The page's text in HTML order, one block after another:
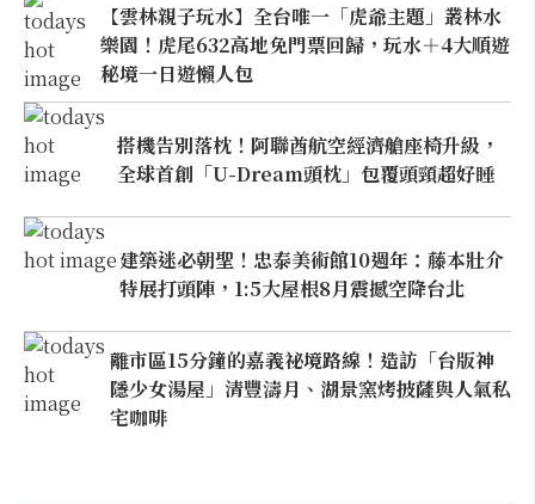
【雲林親子玩水】全台唯一「虎爺主題」叢林水
樂園！虎尾632高地免門票回歸，玩水＋4大順遊
秘境一日遊懶人包
搭機告別落枕！阿聯酋航空經濟艙座椅升級，
全球首創「U-Dream頭枕」包覆頭頸超好睡
建築迷必朝聖！忠泰美術館10週年：藤本壯介
特展打頭陣，1:5大屋根8月震撼空降台北
離市區15分鐘的嘉義祕境路線！造訪「台版神
隱少女湯屋」清豐濤月、湖景窯烤披薩與人氣私
宅咖啡